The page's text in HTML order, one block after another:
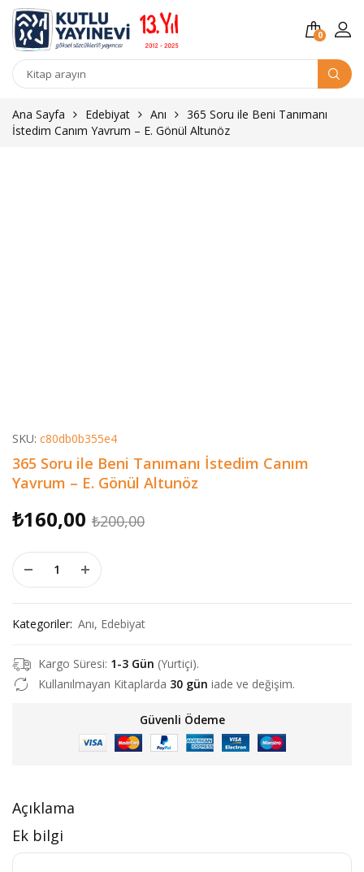
0
Kitap
Ana Sayfa
Edebiyat Anı
365 Soru ile Beni Tanımanı
İstedim Canım Yavrum – E. Gönül Altunöz
SKU: c80db0b355e4
365 Soru ile Beni Tanımanı İstedim Canım
Yavrum – E. Gönül Altunöz
₺200,00Orijinal
₺160,00
Şu
365 Soru ile Beni Tanımanı İstedim Canım Yavrum - E. Gönül
Kategoriler: Anı, Edebiyat
Kargo Süresi: 1-3 Gün (Yurtiçi).
Kullanılmayan Kitaplarda 30 gün iade ve değişim.
Güvenli Ödeme
Açıklama
Ek bilgi